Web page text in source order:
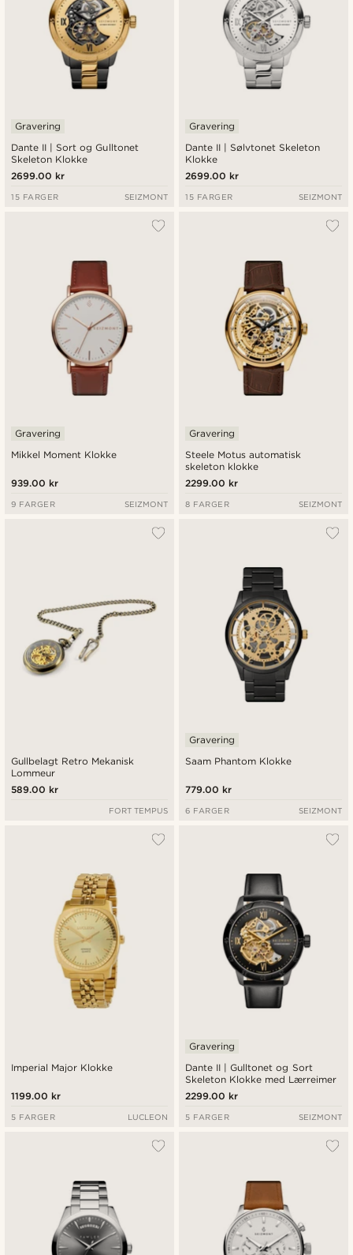
Dante II | Sort og Gulltonet
Skeleton Klokke
Gravering
2699.00 kr
15 FARGER SEIZMONT
Dante II | Sølvtonet Skeleton
Klokke
Gravering
2699.00 kr
15 FARGER SEIZMONT
Mikkel Moment Klokke
Gravering
939.00 kr
9 FARGER SEIZMONT
Steele Motus automatisk
skeleton klokke
Gravering
2299.00 kr
8 FARGER SEIZMONT
Gullbelagt Retro Mekanisk
Lommeur
589.00 kr
FORT TEMPUS
Saam Phantom Klokke
Gravering
779.00 kr
6 FARGER SEIZMONT
Imperial Major Klokke
1199.00 kr
5 FARGER LUCLEON
Dante II | Gulltonet og Sort
Skeleton Klokke med Lærreimer
Gravering
2299.00 kr
5 FARGER SEIZMONT